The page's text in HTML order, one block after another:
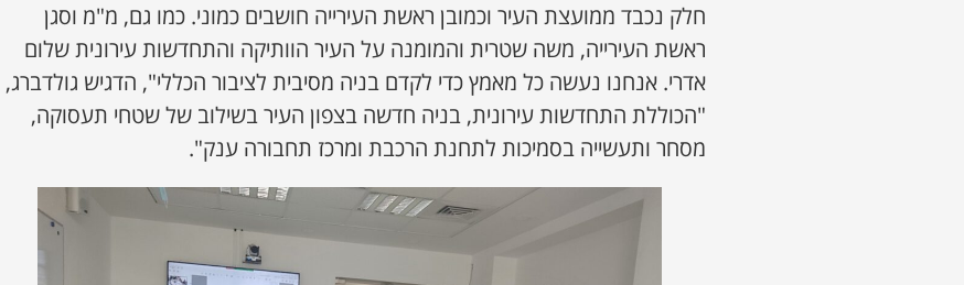
חלק נכבד ממועצת העיר וכמובן ראשת העירייה חושבים כמוני. כמו גם, מ"מ וסגן
ראשת העירייה, משה שטרית והמומנה על העיר הוותיקה והתחדשות עירונית שלום
אדרי. אנחנו נעשה כל מאמץ כדי לקדם בניה מסיבית לציבור הכללי", הדגיש גולדברג,
"הכוללת התחדשות עירונית, בניה חדשה בצפון העיר בשילוב של שטחי תעסוקה,
מסחר ותעשייה בסמיכות לתחנת הרכבת ומרכז תחבורה ענק".